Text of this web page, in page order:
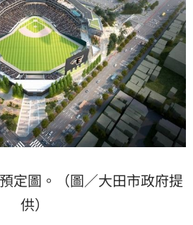
定圖。（圖／大田市政府提
供）